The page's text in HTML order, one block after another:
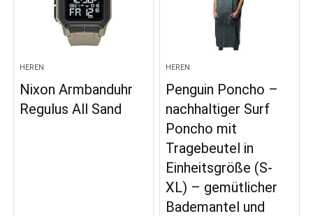
HEREN
Nixon Armbanduhr
Regulus All Sand
HEREN
Penguin Poncho –
nachhaltiger Surf
Poncho mit
Tragebeutel in
Einheitsgröße (S-
XL) – gemütlicher
Bademantel und